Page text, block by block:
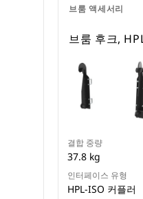
브룸 액세서리
브룸 후크,
결합 중량
37.8 kg
인터페이스 유형
HPL-ISO 커플러